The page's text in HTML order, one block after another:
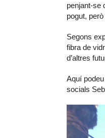
penjant-se
pogut, però
Segons
fibra de
d’altres
Aquí
socials